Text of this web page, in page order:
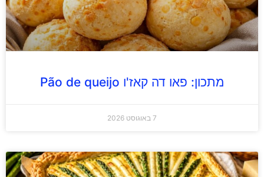
מתכון: פאו דה קאז'ו Pão de queijo
7 באוגוסט 2026